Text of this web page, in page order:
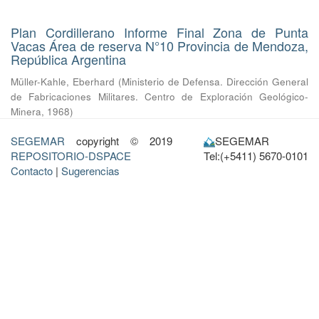
Plan Cordillerano Informe Final Zona de Punta
Vacas Área de reserva N°10 Provincia de Mendoza,
República Argentina
Müller-Kahle, Eberhard (Ministerio de Defensa. Dirección General
de Fabricaciones Militares. Centro de Exploración Geológico-
Minera, 1968)
SEGEMAR copyright © 2019
REPOSITORIO-DSPACE
Contacto | Sugerencias
SEGEMAR
Tel:(+5411) 5670-0101